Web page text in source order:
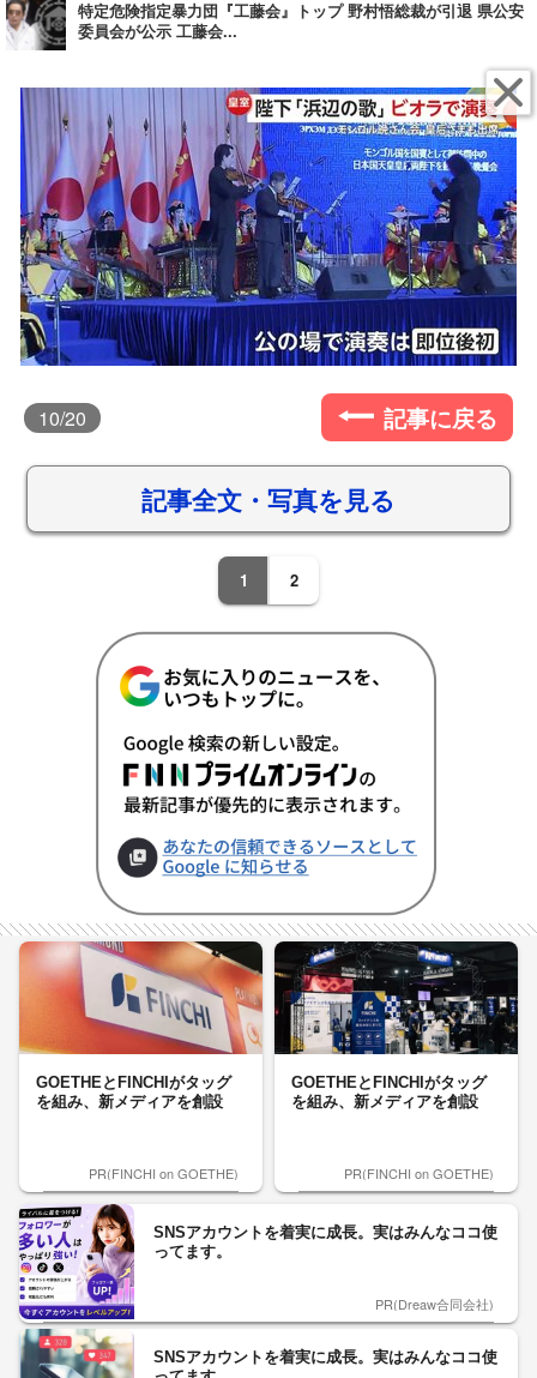
特定危険指定暴力団『工藤会』トップ 野村悟総裁が引退 県公安
委員会が公示 工藤会...
10/20 記事に戻る
記事全文・写真を見る
1 2
GOETHEとFINCHIがタッグ
を組み、新メディアを創設
PR(FINCHI on GOETHE)
GOETHEとFINCHIがタッグ
を組み、新メディアを創設
PR(FINCHI on GOETHE)
SNSアカウントを着実に成長。実はみんなココ使
ってます。
PR(Dreaw合同会社)
SNSアカウントを着実に成長。実はみんなココ使